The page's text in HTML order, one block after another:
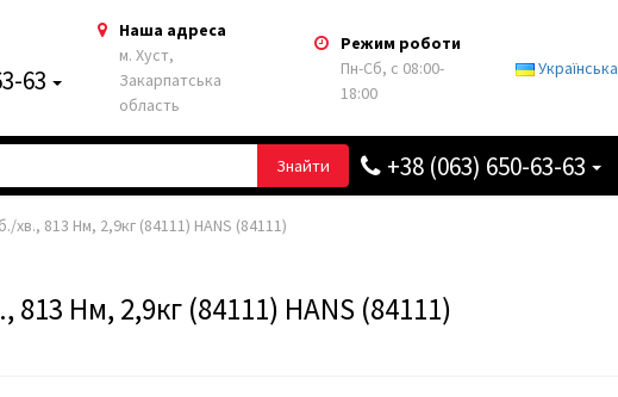
63
Наша адреса
м. Хуст,
Закарпатська
область
Режим роботи
Пн-Сб, с 08:00-
18:00
Українська
Знайти +38 (063) 650-63-63
813 Нм, 2,9кг (84111) HANS (84111)
Нм, 2,9кг (84111) HANS (84111)